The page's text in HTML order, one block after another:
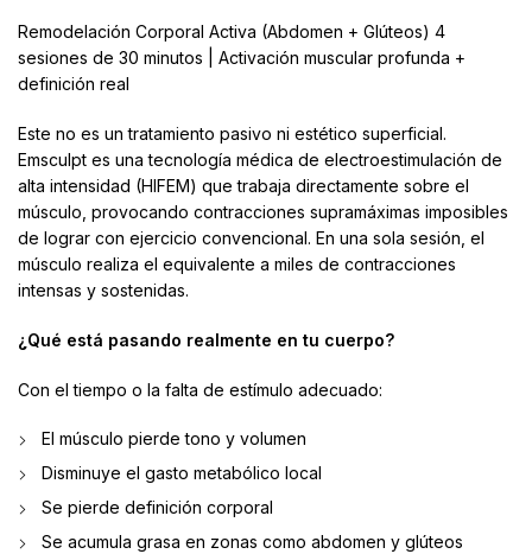
Remodelación Corporal Activa (Abdomen + Glúteos) 4
sesiones de 30 minutos | Activación muscular profunda +
definición real
Este no es un tratamiento pasivo ni estético superficial.
Emsculpt es una tecnología médica de electroestimulación de
alta intensidad (HIFEM) que trabaja directamente sobre el
músculo, provocando contracciones supramáximas imposibles
de lograr con ejercicio convencional. En una sola sesión, el
músculo realiza el equivalente a miles de contracciones
intensas y sostenidas.
¿Qué está pasando realmente en tu cuerpo?
Con el tiempo o la falta de estímulo adecuado:
El músculo pierde tono y volumen
Disminuye el gasto metabólico local
Se pierde definición corporal
Se acumula grasa en zonas como abdomen y glúteos